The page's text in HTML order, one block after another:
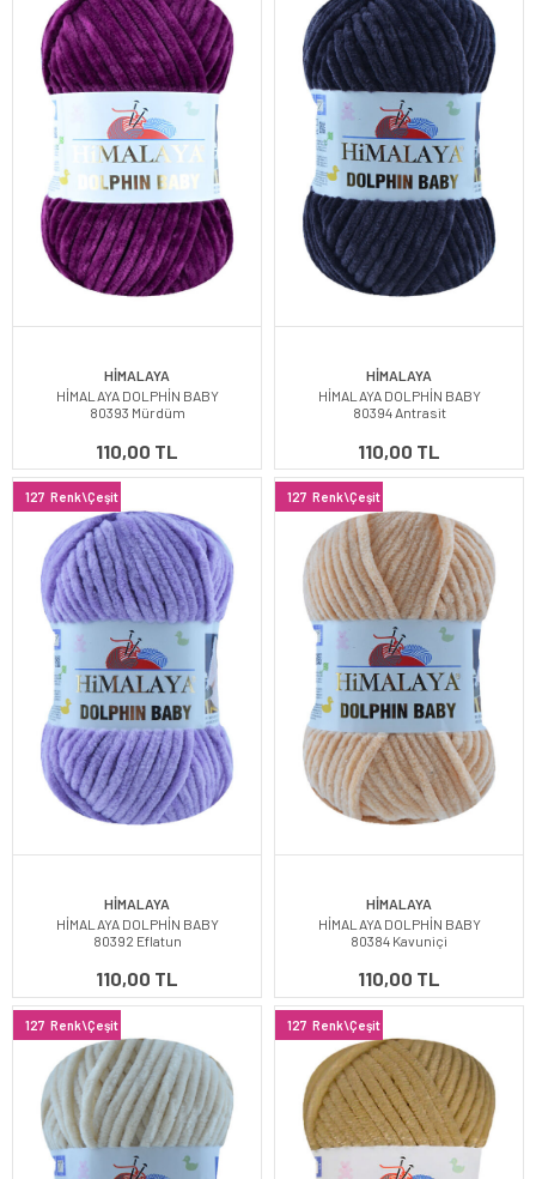
HİMALAYA
HİMALAYA DOLPHİN BABY
80393 Mürdüm
110,00 TL
HİMALAYA
HİMALAYA DOLPHİN BABY
80394 Antrasit
110,00 TL
127 Renk\Çeşit
HİMALAYA
HİMALAYA DOLPHİN BABY
80392 Eflatun
110,00 TL
127 Renk\Çeşit
HİMALAYA
HİMALAYA DOLPHİN BABY
80384 Kavuniçi
110,00 TL
127 Renk\Çeşit 127 Renk\Çeşit